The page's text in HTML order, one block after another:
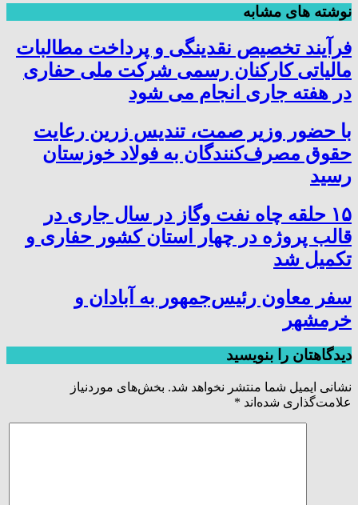
نوشته های مشابه
فرآیند تخصیص نقدینگی و پرداخت مطالبات
مالیاتی کارکنان رسمی شرکت ملی حفاری
در هفته جاری انجام می شود
با حضور وزیر صمت، تندیس زرین رعایت
حقوق مصرف‌کنندگان به فولاد خوزستان
رسید
۱۵ حلقه چاه نفت وگاز در سال جاری در
قالب پروژه در چهار استان کشور حفاری و
تکمیل شد
سفر معاون رئیس‌جمهور به آبادان و
خرمشهر
دیدگاهتان را بنویسید
نشانی ایمیل شما منتشر نخواهد شد. بخش‌های موردنیاز
علامت‌گذاری شده‌اند *